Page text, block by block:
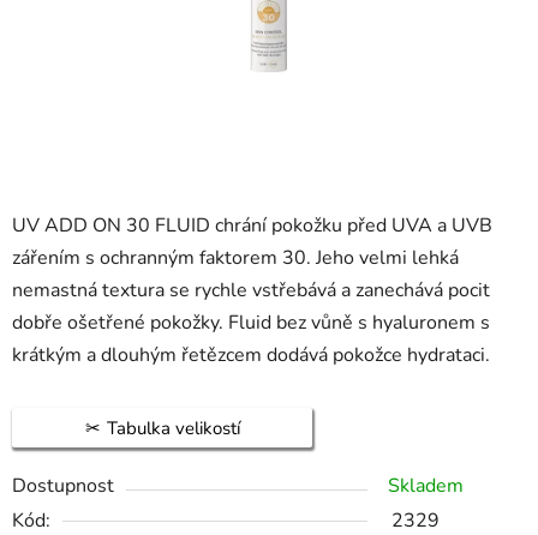
UV ADD ON 30 FLUID chrání pokožku před UVA a UVB
zářením s ochranným faktorem 30. Jeho velmi lehká
nemastná textura se rychle vstřebává a zanechává pocit
dobře ošetřené pokožky. Fluid bez vůně s hyaluronem s
krátkým a dlouhým řetězcem dodává pokožce hydrataci.
Tabulka velikostí
Dostupnost
Skladem
Kód:
2329